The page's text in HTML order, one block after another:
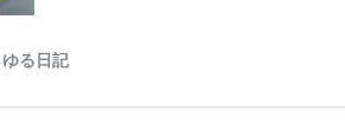
る日記